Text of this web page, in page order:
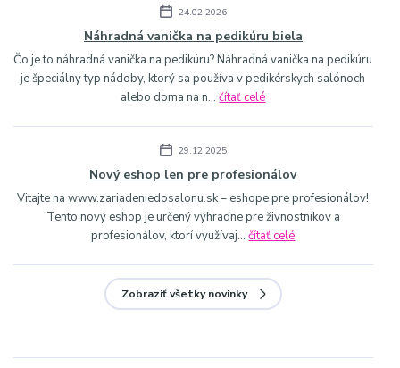
24.02.2026
Náhradná vanička na pedikúru biela
Čo je to náhradná vanička na pedikúru? Náhradná vanička na pedikúru
je špeciálny typ nádoby, ktorý sa používa v pedikérskych salónoch
alebo doma na n...čítať celé
29.12.2025
Nový eshop len pre profesionálov
Vitajte na www.zariadeniedosalonu.sk – eshope pre profesionálov!
Tento nový eshop je určený výhradne pre živnostníkov a
profesionálov, ktorí využívaj...čítať celé
Zobraziť všetky novinky